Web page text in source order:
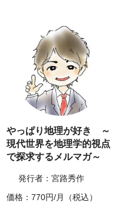
やっぱり地理が好き ～
現代世界を地理学的視点
で探求するメルマガ～
発行者：宮路秀作
価格：770円/月（税込）